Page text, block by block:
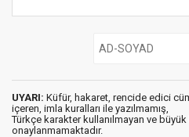
UYARI: Küfür, hakaret, rencide edici
içeren, imla kuralları ile yazılmamış,
Türkçe karakter kullanılmayan ve
onaylanmamaktadır.